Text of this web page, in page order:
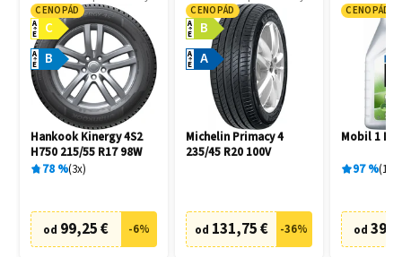
CENOPÁD
C
A
E
B
A
E
Hankook Kinergy 4S2
H750 215/55 R17 98W
78% 3x
od 99,25 € -6%
CENOPÁD
B
A
E
A
A
E
Michelin Primacy 4
235/45 R20 100V
od 131,75 € -36%
CENOPÁD
Mobil 1
97% 166
od